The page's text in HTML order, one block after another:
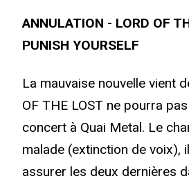
ANNULATION - LORD OF
PUNISH YOURSELF
La mauvaise nouvelle vient
OF THE LOST ne pourra
concert à Quai Metal. Le
malade (extinction de voix),
assurer les deux dernières